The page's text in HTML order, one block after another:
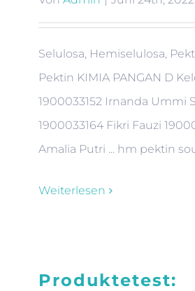
Selulosa, Hemiselulosa,
Pektin KIMIA PANGAN D
1900033152 Irnanda Ummi
1900033164 Fikri Fauzi
Amalia Putri ... hm pektin
Weiterlesen
Produktetest: